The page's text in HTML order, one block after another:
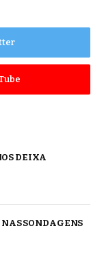
DEIXA
SONDAGENS